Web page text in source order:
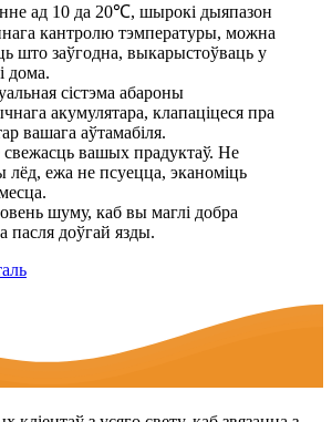
ад 10 да 20℃, шырокі дыяпазон
кантролю тэмпературы, можна
што заўгодна, выкарыстоўваць у
дома.
сістэма абароны
акумулятара, клапаціцеся пра
вашага аўтамабіля.
свежасць вашых прадуктаў. Не
лёд, ежа не псуецца, эканоміць
шуму, каб вы маглі добра
пасля доўгай язды.